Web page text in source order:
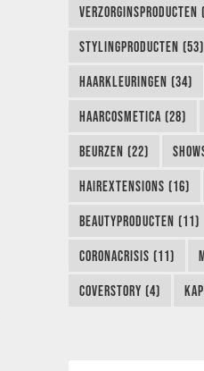
STYLINGPRODUCTEN (53)
HAARKLEURINGEN (34)
HAARCOSMETICA (28)
BEURZEN (22)
HAIREXTENSIONS (16)
BEAUTYPRODUCTEN (11)
CORONACRISIS (11)
COVERSTORY (4)